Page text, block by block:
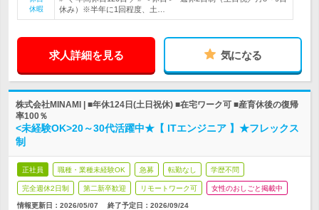
休暇
休み）※半年に1回程度、土…
求人詳細を見る 気になる
株式会社MINAMI | ■年休124日(土日祝休) ■在宅ワーク可 ■産育休後の復帰
率100％
<未経験OK>20～30代活躍中★【 ITエンジニア 】★フレックス
制
正社員 職種・業種未経験OK 急募 転勤なし 学歴不問
完全週休2日制 第二新卒歓迎 リモートワーク可 女性のおしごと掲載中
情報更新日：2026/05/07 終了予定日： 2026/09/24